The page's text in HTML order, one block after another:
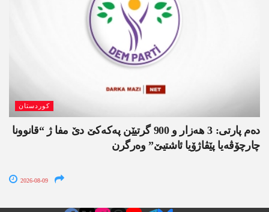
کوردستان
دەم پارتی: 3 ھەزار و 900 گرتیێن پەکەکێ دێ مفا ژ “قانوونا
چارچۆڤەیا پێڤاژۆیا ئاشتیێ” وەرگرن
2026-08-09